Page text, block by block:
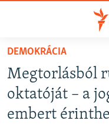
Akadálymentes
Ugrás
fő
oldalra
NAPIRENDEN
AKTUÁLIS
PODCASTOK
DEMOKRÁCIA
Megtorlásból
oktatóját – a
embert